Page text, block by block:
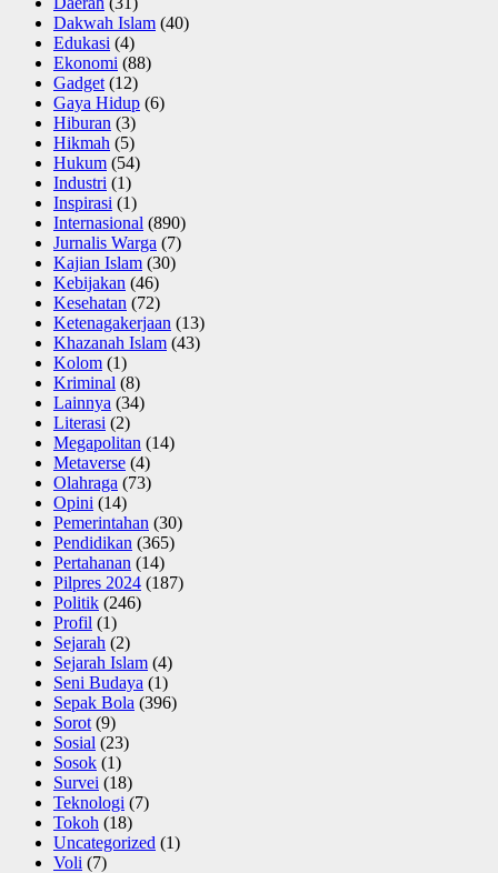
Dakwah Islam (40)
Edukasi (4)
Ekonomi (88)
Gadget (12)
Gaya Hidup (6)
Hiburan (3)
Hikmah (5)
Hukum (54)
Industri (1)
Inspirasi (1)
Internasional (890)
Jurnalis Warga (7)
Kajian Islam (30)
Kebijakan (46)
Kesehatan (72)
Ketenagakerjaan (13)
Khazanah Islam (43)
Kolom (1)
Kriminal (8)
Lainnya (34)
Literasi (2)
Megapolitan (14)
Metaverse (4)
Olahraga (73)
Opini (14)
Pemerintahan (30)
Pendidikan (365)
Pertahanan (14)
Pilpres 2024 (187)
Politik (246)
Profil (1)
Sejarah (2)
Sejarah Islam (4)
Seni Budaya (1)
Sepak Bola (396)
Sorot (9)
Sosial (23)
Sosok (1)
Survei (18)
Teknologi (7)
Tokoh (18)
Uncategorized (1)
Voli (7)